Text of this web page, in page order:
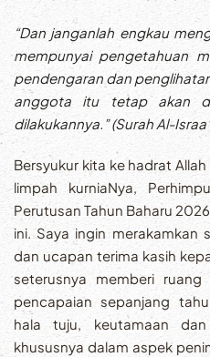
“Dan janganlah engkau
mempunyai pengetahuan
pendengaran dan
anggota itu tetap akan
dilakukannya.” (Surah Al-
Bersyukur kita ke hadrat
limpah kurniaNya,
Perutusan Tahun Baharu
ini. Saya ingin merakamkan
dan ucapan terima kasih
seterusnya memberi
pencapaian sepanjang
hala tuju, keutamaan
khususnya dalam aspek